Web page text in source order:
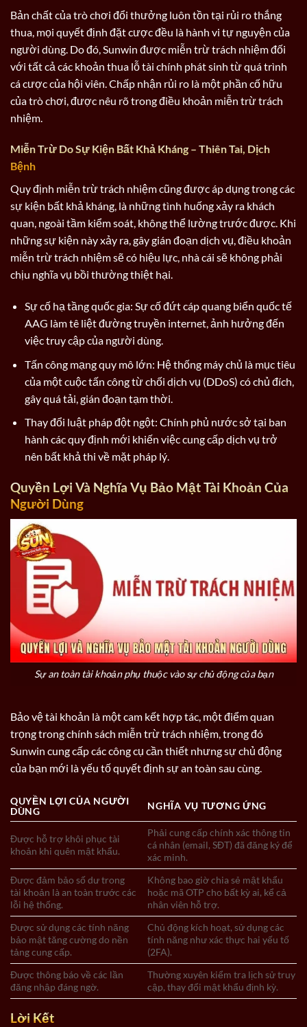
Bản chất của trò chơi đổi thưởng luôn tồn tại rủi ro thắng
thua, mọi quyết định đặt cược đều là hành vi tự nguyện của
người dùng. Do đó, Sunwin được miễn trừ trách nhiệm đối
với tất cả các khoản thua lỗ tài chính phát sinh từ quá trình
cá cược của hội viên. Chấp nhận rủi ro là một phần cố hữu
của trò chơi, được nêu rõ trong điều khoản miễn trừ trách
nhiệm.
Miễn Trừ Do Sự Kiện Bất Khả Kháng – Thiên Tai, Dịch
Bệnh
Quy định miễn trừ trách nhiệm cũng được áp dụng trong các
sự kiện bất khả kháng, là những tình huống xảy ra khách
quan, ngoài tầm kiểm soát, không thể lường trước được. Khi
những sự kiện này xảy ra, gây gián đoạn dịch vụ, điều khoản
miễn trừ trách nhiệm sẽ có hiệu lực, nhà cái sẽ không phải
chịu nghĩa vụ bồi thường thiệt hại.
Sự cố hạ tầng quốc gia: Sự cố đứt cáp quang biển quốc tế
AAG làm tê liệt đường truyền internet, ảnh hưởng đến
việc truy cập của người dùng.
Tấn công mạng quy mô lớn: Hệ thống máy chủ là mục tiêu
của một cuộc tấn công từ chối dịch vụ (DDoS) có chủ đích,
gây quá tải, gián đoạn tạm thời.
Thay đổi luật pháp đột ngột: Chính phủ nước sở tại ban
hành các quy định mới khiến việc cung cấp dịch vụ trở
nên bất khả thi về mặt pháp lý.
Quyền Lợi Và Nghĩa Vụ Bảo Mật Tài Khoản Của
Người Dùng
Sự an toàn tài khoản phụ thuộc vào sự chủ động của bạn
Bảo vệ tài khoản là một cam kết hợp tác, một điểm quan
trọng trong chính sách miễn trừ trách nhiệm, trong đó
Sunwin cung cấp các công cụ cần thiết nhưng sự chủ động
của bạn mới là yếu tố quyết định sự an toàn sau cùng.
QUYỀN LỢI CỦA NGƯỜI
DÙNG
NGHĨA VỤ TƯƠNG ỨNG
Được hỗ trợ khôi phục tài
khoản khi quên mật khẩu.
Phải cung cấp chính xác thông tin
cá nhân (email, SĐT) đã đăng ký để
xác minh.
Được đảm bảo số dư trong
tài khoản là an toàn trước các
lỗi hệ thống.
Không bao giờ chia sẻ mật khẩu
hoặc mã OTP cho bất kỳ ai, kể cả
nhân viên hỗ trợ.
Được sử dụng các tính năng
bảo mật tăng cường do nền
tảng cung cấp.
Chủ động kích hoạt, sử dụng các
tính năng như xác thực hai yếu tố
(2FA).
Được thông báo về các lần
đăng nhập đáng ngờ.
Thường xuyên kiểm tra lịch sử truy
cập, thay đổi mật khẩu định kỳ.
Lời Kết